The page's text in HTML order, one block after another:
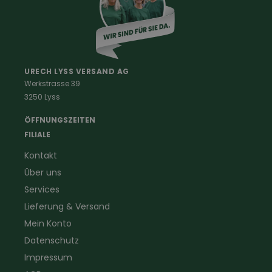
Schreinerbekleidung
Handwerker
Landwirtschaft
Kaminfeger
Gartenbau
Sanitär
Elektriker- und Installateur
Logistikbekleidung
Haus & Hof
URECH LYSS VERSAND AG
Werkstrasse 39
3250 Lyss
ÖFFNUNGSZEITEN
FILIALE
Kontakt
Über uns
Services
Lieferung & Versand
Mein Konto
Datenschutz
Impressum